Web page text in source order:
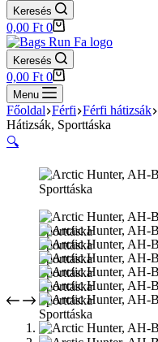
Keresés
Shopping
cart
0,00 Ft 0
Keresés
Shopping
cart
0,00 Ft 0
Menu
Főoldal Férfi Férfi hátizsák
Hátizsák, Sporttáska
🔍